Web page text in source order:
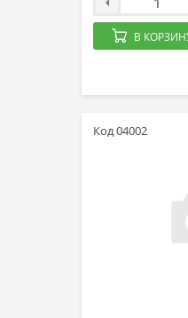
В
Код 04002